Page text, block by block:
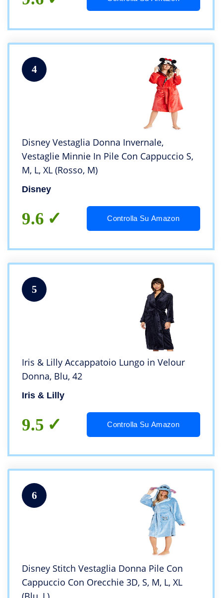
4
Disney Vestaglia Donna Invernale,
Vestaglie Minnie In Pile Con Cappuccio S,
M, L, XL (Rosso, M)
Disney
9.6 Controlla Su Amazon
5
Iris & Lilly Accappatoio Lungo in Velour
Donna, Blu, 42
Iris & Lilly
9.5 Controlla Su Amazon
6
Disney Stitch Vestaglia Donna Pile Con
Cappuccio Con Orecchie 3D, S, M, L, XL